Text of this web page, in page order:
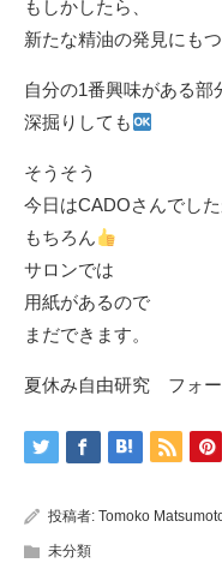
もしかしたら、
新たな精油の発見にも
自分の1番興味がある部
深掘りしても
そうそう
今日はCADOさんでした
もちろん
サロンでは
用紙があるので
まだできます。
夏休み自由研究 フォー
投稿者: Tomoko
未分類